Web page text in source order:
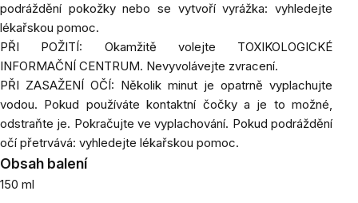
podráždění pokožky nebo se vytvoří vyrážka: vyhledejte
lékařskou pomoc.
PŘI POŽITÍ: Okamžitě volejte TOXIKOLOGICKÉ
INFORMAČNÍ CENTRUM. Nevyvolávejte zvracení.
PŘI ZASAŽENÍ OČÍ: Několik minut je opatrně vyplachujte
vodou. Pokud používáte kontaktní čočky a je to možné,
odstraňte je. Pokračujte ve vyplachování. Pokud podráždění
očí přetrvává: vyhledejte lékařskou pomoc.
Obsah balení
150 ml